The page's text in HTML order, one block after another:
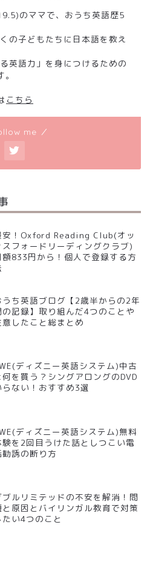
のママで、おうち英語歴5
の子どもたちに日本語を教え
英語力」を身につけるための
こちら
me ／
安！Oxford Reading Club(オッ
スフォードリーディングクラブ)
額833円から！個人で登録する方
うち英語ブログ【2歳半からの2年
の記録】取り組んだ4つのことや
意したこと総まとめ
ディズニー英語システム)中古
何を買う？シングアロングのDVD
らない！おすすめ3選
ディズニー英語システム)無料
験を2回目うけた話としつこい電
勧誘の断り方
ブルリミテッドの不安を解消！問
と原因とバイリンガル教育で対策
たい4つのこと